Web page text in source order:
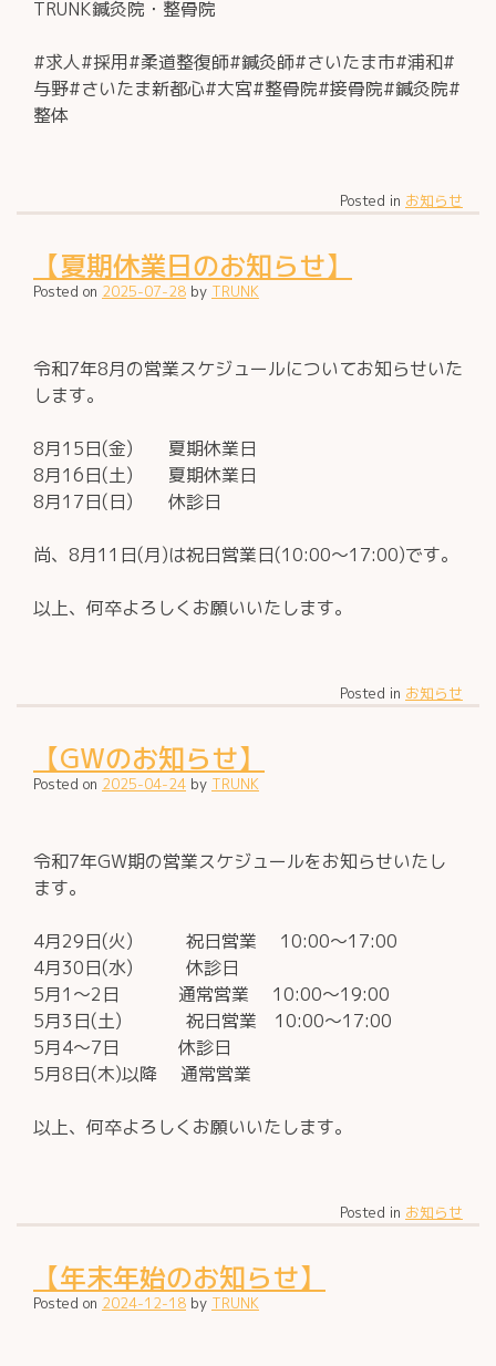
TRUNK鍼灸院・整骨院
#求人#採用#柔道整復師#鍼灸師#さいたま市#浦和#
与野#さいたま新都心#大宮#整骨院#接骨院#鍼灸院#
整体
Posted in お知らせ
【夏期休業日のお知らせ】
Posted on 2025-07-28 by TRUNK
令和7年8月の営業スケジュールについてお知らせいた
します。
8月15日(金) 夏期休業日
8月16日(土) 夏期休業日
8月17日(日) 休診日
尚、8月11日(月)は祝日営業日(10:00～17:00)です。
以上、何卒よろしくお願いいたします。
Posted in お知らせ
【GWのお知らせ】
Posted on 2025-04-24 by TRUNK
令和7年GW期の営業スケジュールをお知らせいたし
ます。
4月29日(火) 祝日営業 10:00～17:00
4月30日(水) 休診日
5月1～2日 通常営業 10:00～19:00
5月3日(土) 祝日営業 10:00～17:00
5月4～7日 休診日
5月8日(木)以降 通常営業
以上、何卒よろしくお願いいたします。
Posted in お知らせ
【年末年始のお知らせ】
Posted on 2024-12-18 by TRUNK